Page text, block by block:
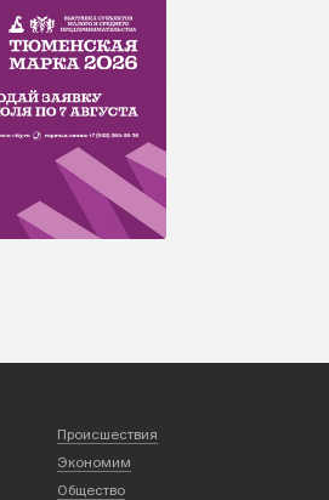
Происшествия
Экономим
Общество